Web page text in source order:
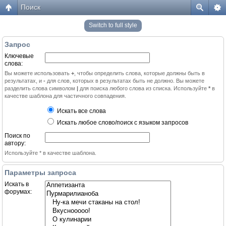
Поиск
Switch to full style
Запрос
Ключевые
слова:
Вы можете использовать + , чтобы определить слова, которые должны быть в
результатах, и - для слов, которых в результатах быть не должно. Вы можете
разделить слова символом | для поиска любого слова из списка. Используйте * в
качестве шаблона для частичного совпадения.
Искать все слова
Искать любое слово/поиск с языком запросов
Поиск по
автору:
Используйте * в качестве шаблона.
Параметры запроса
Искать в
форумах: